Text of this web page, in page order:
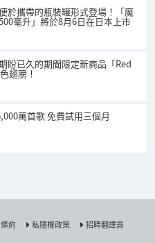
於攜帶的瓶裝罐形式登場！「魔
毫升」將於8月6日在日本上市
盼已久的期間限定新商品「Red
翅膀！
萬首歌 免費試用三個月
約 私隱權政策 招聘翻譯員